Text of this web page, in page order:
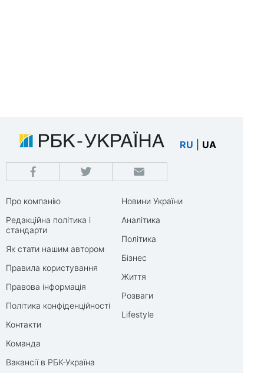
RU UA
Про компанію
Редакційна політика і
стандарти
Як стати нашим автором
Правила користування
Правова інформація
Політика конфіденційності
Контакти
Команда
Вакансії в РБК-Україна
Новини України
Аналітика
Політика
Бізнес
Життя
Розваги
Lifestyle